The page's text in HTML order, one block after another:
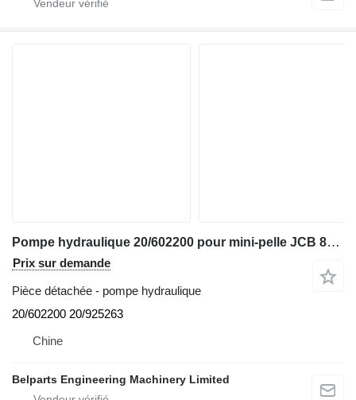
Pompe hydraulique 20/602200 pour mini-pelle JCB 8052 8056 8060
Prix sur demande
Pièce détachée - pompe hydraulique
20/602200 20/925263
Chine
Belparts Engineering Machinery Limited